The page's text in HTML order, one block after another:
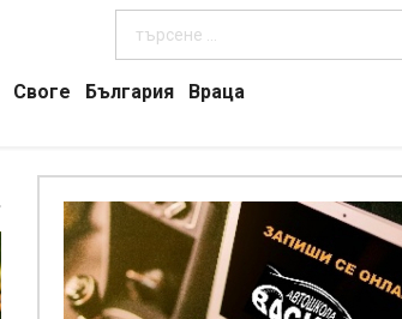
Своге България
Враца